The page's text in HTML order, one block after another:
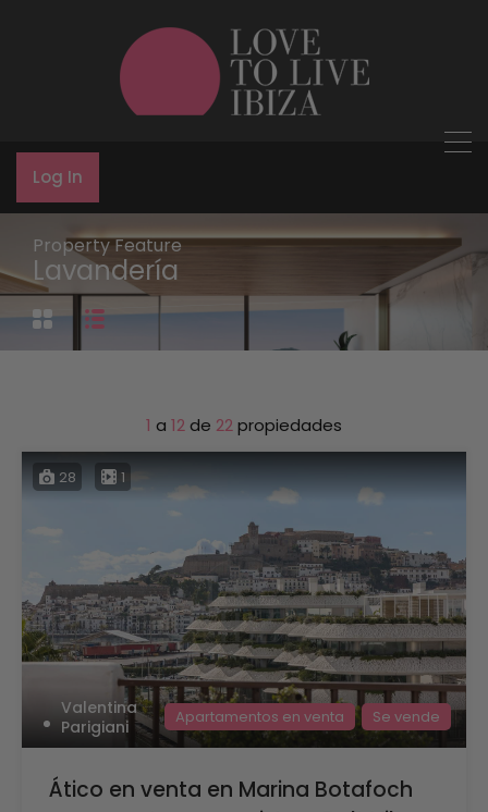
Log In
Property Feature
Lavandería
1 a 12de 22propiedades
28 1
Valentina
Parigiani
Apartamentos en venta Se vende
Ático en venta en Marina Botafoch